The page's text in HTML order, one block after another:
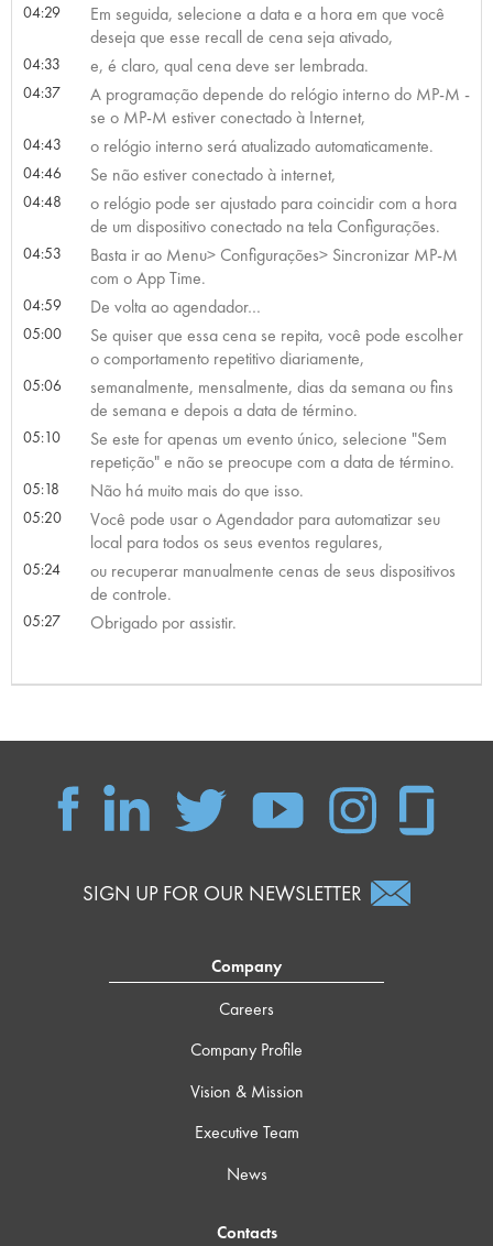
04:29
Em seguida, selecione a data e a hora em que você
deseja que esse recall de cena seja ativado,
04:33 e, é claro, qual cena deve ser lembrada.
04:37
A programação depende do relógio interno do MP-M -
se o MP-M estiver conectado à Internet,
04:43 o relógio interno será atualizado automaticamente.
04:46 Se não estiver conectado à internet,
04:48
o relógio pode ser ajustado para coincidir com a hora
de um dispositivo conectado na tela Configurações.
04:53
Basta ir ao Menu> Configurações> Sincronizar MP-M
com o App Time.
04:59 De volta ao agendador…
05:00
Se quiser que essa cena se repita, você pode escolher
o comportamento repetitivo diariamente,
05:06
semanalmente, mensalmente, dias da semana ou fins
de semana e depois a data de término.
05:10
Se este for apenas um evento único, selecione "Sem
repetição" e não se preocupe com a data de término.
05:18 Não há muito mais do que isso.
05:20
Você pode usar o Agendador para automatizar seu
local para todos os seus eventos regulares,
05:24
ou recuperar manualmente cenas de seus dispositivos
de controle.
05:27 Obrigado por assistir.
SIGN UP FOR OUR NEWSLETTER
Company
Careers
Company Profile
Vision & Mission
Executive Team
News
Contacts